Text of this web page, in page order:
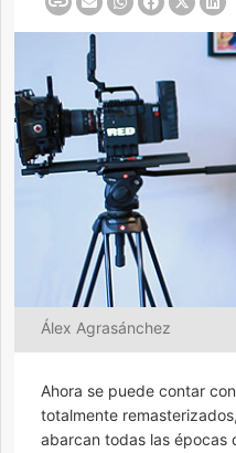
Álex Agrasánchez
Ahora se puede contar
totalmente
abarcan todas las épocas